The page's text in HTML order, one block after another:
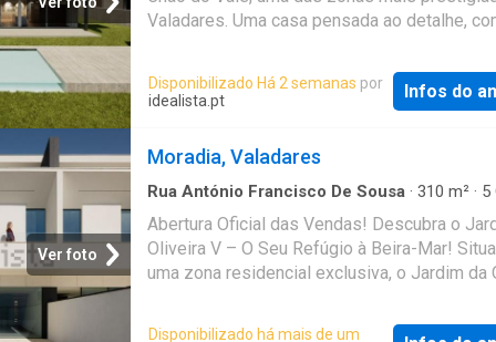
decoração soberba; corredor que conduz a
acabamentos de excelência. No piso
master suite de 50 m² com luminosidade
completa: sala de cinema, ginásio, sala de
com cozinha de apoio, balneários de apoio à
suite para empregada, lava
Valadares. Uma casa pensada ao detalhe,
natural e um espaço exterior que convida ao
descanso e ao lazer
Disponibilizado Há 2 semanas por
idealista.pt
Infos do
Ver foto
Moradia, Valadares
Rua António Francisco De Sousa · 310 m² · 5
Banheiros
Abertura Oficial das Vendas! Descubra o
Oliveira V – O Seu Refúgio à Beira-Mar!
uma zona residencial exclusiva, o Jardim da
metros da deslumbrante Praia de Valadares
Disponibilizado há mais de um